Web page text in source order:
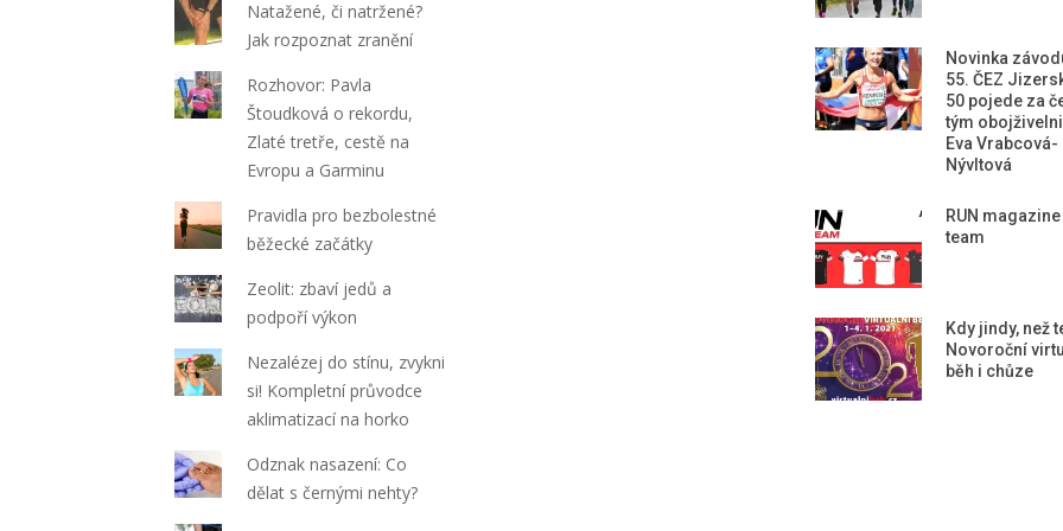
Natažené, či natržené?
Jak rozpoznat zranění
Rozhovor: Pavla
Štoudková o rekordu,
Zlaté tretře, cestě na
Evropu a Garminu
Pravidla pro bezbolestné
běžecké začátky
Zeolit: zbaví jedů a
podpoří výkon
Nezalézej do stínu, zvykni
si! Kompletní průvodce
aklimatizací na horko
Odznak nasazení: Co
dělat s černými nehty?
Novinka
55. ČEZ
50 pojede za
tým
Eva Vrabcová-
Nývltová
RUN magazine
team
Kdy jindy, než
Novoroční
běh i chůze